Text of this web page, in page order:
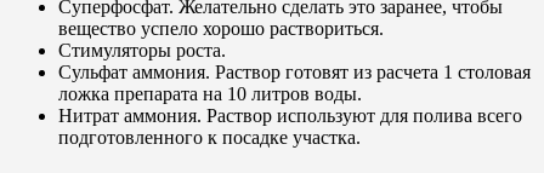
Суперфосфат. Желательно сделать это заранее, чтобы
вещество успело хорошо раствориться.
Стимуляторы роста.
Сульфат аммония. Раствор готовят из расчета 1 столовая
ложка препарата на 10 литров воды.
Нитрат аммония. Раствор используют для полива всего
подготовленного к посадке участка.